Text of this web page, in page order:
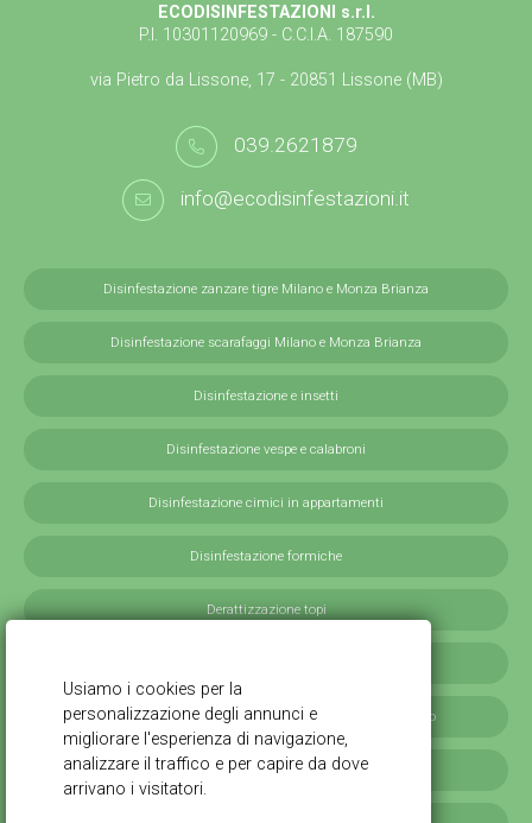
ECODISINFESTAZIONI s.r.l.
P.I. 10301120969 - C.C.I.A. 187590
via Pietro da Lissone, 17 - 20851 Lissone (MB)
039.2621879
info@ecodisinfestazioni.it
Disinfestazione zanzare tigre Milano e Monza Brianza
Disinfestazione scarafaggi Milano e Monza Brianza
Disinfestazione e insetti
Disinfestazione vespe e calabroni
Disinfestazione cimici in appartamenti
Disinfestazione formiche
Derattizzazione topi
Disinfestazione blatte germaniche in provincia di Milano
Servizi antilarvali, adulticidi invernali